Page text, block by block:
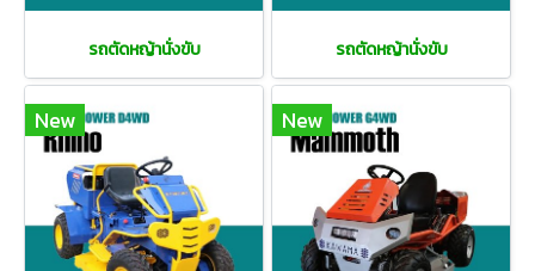
รถตัดหญ้านั่งขับ รถตัดหญ้านั่งขับ
New New